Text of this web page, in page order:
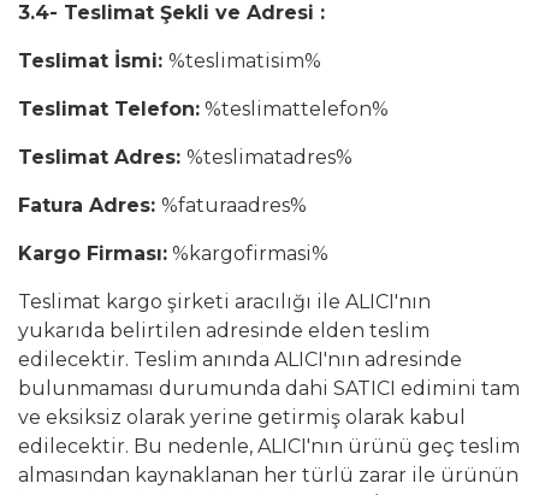
3.4- Teslimat Şekli ve Adresi :
Teslimat İsmi: %teslimatisim%
Teslimat Telefon: %teslimattelefon%
Teslimat Adres: %teslimatadres%
Fatura Adres: %faturaadres%
Kargo Firması: %kargofirmasi%
Teslimat kargo şirketi aracılığı ile ALICI'nın
yukarıda belirtilen adresinde elden teslim
edilecektir. Teslim anında ALICI'nın adresinde
bulunmaması durumunda dahi SATICI edimini tam
ve eksiksiz olarak yerine getirmiş olarak kabul
edilecektir. Bu nedenle, ALICI'nın ürünü geç teslim
almasından kaynaklanan her türlü zarar ile ürünün